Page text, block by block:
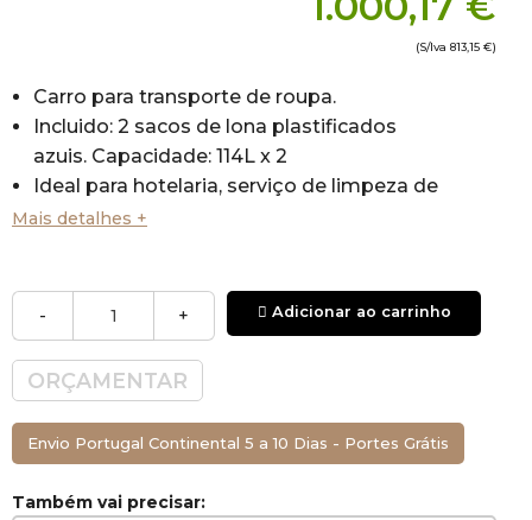
(S/Iva 813,15 €)
Carro para transporte de roupa.
Incluido: 2 sacos de lona plastificados
azuis. Capacidade: 114L x 2
Ideal para hotelaria, serviço de limpeza de
quartos.
Alças telescópicas.
Rodas reforçadas: 125mm ø
Frentes abertas.
Medidas: (LarguraxProfundidadexAltura):
Aberto: 145 x 66 x 127 cm
Fechado: 106 x 66 x 127 cm
* O carro é enviado desmontado na caixa original.
Mais detalhes +
- + Adicionar ao carrinho
ORÇAMENTAR
Envio Portugal Continental 5 a 10 Dias - Portes Grátis
Também vai precisar: